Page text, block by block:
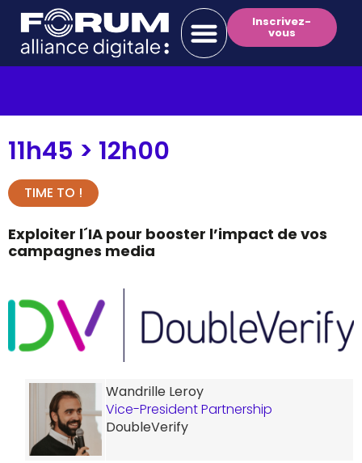
Inscrivez-
vous
11h45 > 12h00
TIME TO !
Exploiter l´IA pour booster l’impact de vos
campagnes media
Wandrille Leroy
Vice-President Partnership
DoubleVerify